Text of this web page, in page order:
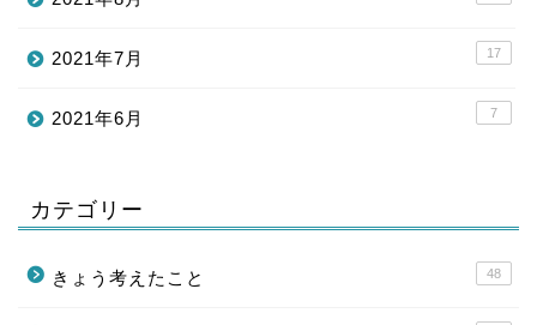
2021年7月 17
2021年6月 7
カテゴリー
きょう考えたこと 48